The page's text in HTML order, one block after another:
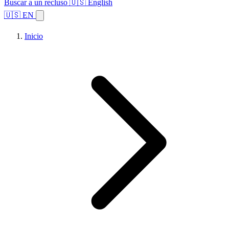
Buscar a un recluso 🇺🇸 English
🇺🇸 EN
Inicio